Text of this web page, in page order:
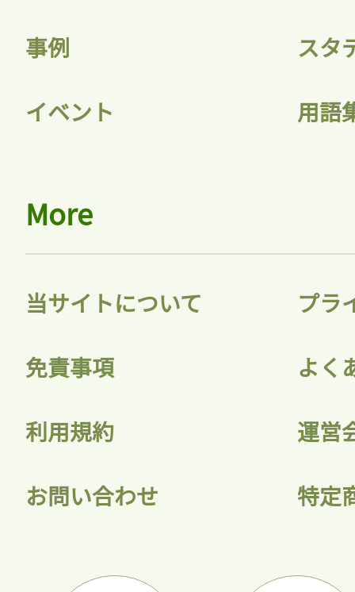
事例 スタ
イベント 用語
More
当サイトについて プラ
免責事項 よく
利用規約 運営
お問い合わせ 特定